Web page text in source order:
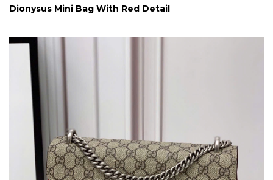
Dionysus Mini Bag With Red Detail